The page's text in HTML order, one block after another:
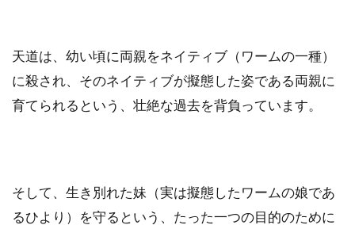
天道は、幼い頃に両親をネイティブ（ワームの一種）
に殺され、そのネイティブが擬態した姿である両親に
育てられるという、壮絶な過去を背負っています。
そして、生き別れた妹（実は擬態したワームの娘であ
るひより）を守るという、たった一つの目的のために